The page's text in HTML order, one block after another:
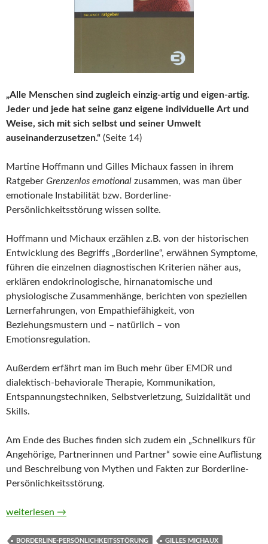
„Alle Menschen sind zugleich einzig-artig und eigen-artig.
Jeder und jede hat seine ganz eigene individuelle Art und
Weise, sich mit sich selbst und seiner Umwelt
auseinanderzusetzen.“ (Seite 14)
Martine Hoffmann und Gilles Michaux fassen in ihrem
Ratgeber Grenzenlos emotional zusammen, was man über
emotionale Instabilität bzw. Borderline-
Persönlichkeitsstörung wissen sollte.
Hoffmann und Michaux erzählen z.B. von der historischen
Entwicklung des Begriffs „Borderline“, erwähnen Symptome,
führen die einzelnen diagnostischen Kriterien näher aus,
erklären endokrinologische, hirnanatomische und
physiologische Zusammenhänge, berichten von speziellen
Lernerfahrungen, von Empathiefähigkeit, von
Beziehungsmustern und – natürlich – von
Emotionsregulation.
Außerdem erfährt man im Buch mehr über EMDR und
dialektisch-behaviorale Therapie, Kommunikation,
Entspannungstechniken, Selbstverletzung, Suizidalität und
Skills.
Am Ende des Buches finden sich zudem ein „Schnellkurs für
Angehörige, Partnerinnen und Partner“ sowie eine Auflistung
und Beschreibung von Mythen und Fakten zur Borderline-
Persönlichkeitsstörung.
Grenzenlos emotional. Von impulsiv bis Borderline von
weiterlesen →
BORDERLINE-PERSÖNLICHKEITSSTÖRUNG GILLES MICHAUX